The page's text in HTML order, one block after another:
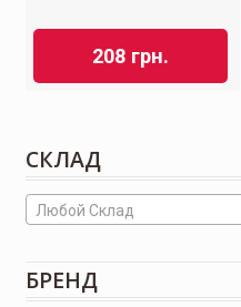
208 грн.
СКЛАД
Любой Склад
БРЕНД